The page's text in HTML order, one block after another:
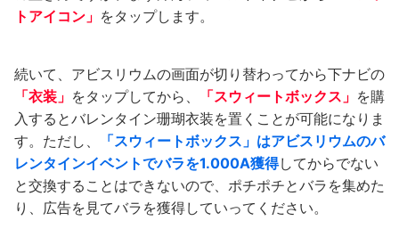
トアイコン」 をタップします。
続いて、アビスリウムの画面が切り替わってから下ナビの
「衣装」 をタップしてから、 「スウィートボックス」 を購
入するとバレンタイン珊瑚衣装を置くことが可能になりま
す。ただし、
「スウィートボックス」はアビスリウムのバ
レンタインイベントでバラを1.000A獲得してからでない
と交換することはできないので、ポチポチとバラを集めた
り、広告を見てバラを獲得していってください。